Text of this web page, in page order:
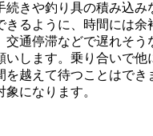
続きや釣り具の積み込み
きるように、時間には余
交通停滞などで遅れそう
いします。乗り合いで他
を越えて待つことはでき
になります。